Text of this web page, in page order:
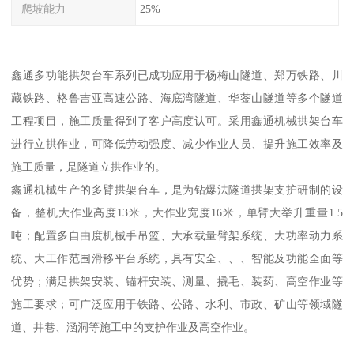
爬坡能力 25%
鑫通多功能拱架台车系列已成功应用于杨梅山隧道、郑万铁路、川
藏铁路、格鲁吉亚高速公路、海底湾隧道、华蓥山隧道等多个隧道
工程项目，施工质量得到了客户高度认可。采用鑫通机械拱架台车
进行立拱作业，可降低劳动强度、减少作业人员、提升施工效率及
施工质量，是隧道立拱作业的。
鑫通机械生产的多臂拱架台车，是为钻爆法隧道拱架支护研制的设
备，整机大作业高度13米，大作业宽度16米，单臂大举升重量1.5
吨；配置多自由度机械手吊篮、大承载量臂架系统、大功率动力系
统、大工作范围滑移平台系统，具有安全、、、智能及功能全面等
优势；满足拱架安装、锚杆安装、测量、撬毛、装药、高空作业等
施工要求；可广泛应用于铁路、公路、水利、市政、矿山等领域隧
道、井巷、涵洞等施工中的支护作业及高空作业。